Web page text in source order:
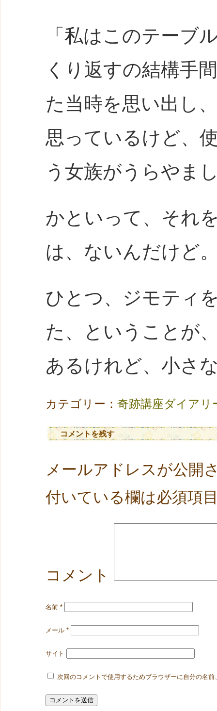
「私はこのテーブ
くり返すの結構手
た当時を思い出し
思っているけど、
う女族がうらやま
かといって、それ
は、ないんだけど
ひとつ、ジモティ
た、ということが
あるけれど、小さ
カテゴリー： 奇跡講座ダイアリ
コメントを残す
メールアドレスが公開
付いている欄は必須項
コメント
名前 *
メール *
サイト
次回のコメントで使用するためブラウザーに自分の名